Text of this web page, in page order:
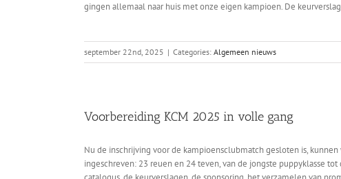
gingen allemaal naar huis met onze eigen kampioen. De
september 22nd, 2025 | Categories: Algemeen nieuws
Voorbereiding KCM 2025 in volle gang
Nu de inschrijving voor de kampioensclubmatch gesloten is,
ingeschreven: 23 reuen en 24 teven, van de jongste puppyklasse